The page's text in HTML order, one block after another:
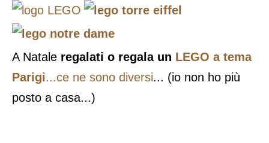
A Natale regalati o regala un LEGO a tema
Parigi...ce ne sono diversi... (io non ho più
posto a casa...)